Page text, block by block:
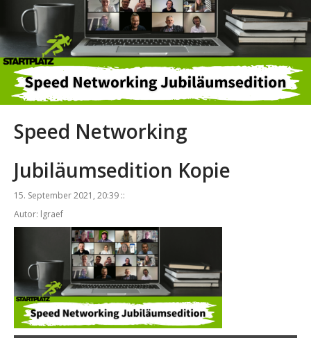
Speed Networking
Jubiläumsedition Kopie
15. September 2021, 20:39 ::
Autor: lgraef